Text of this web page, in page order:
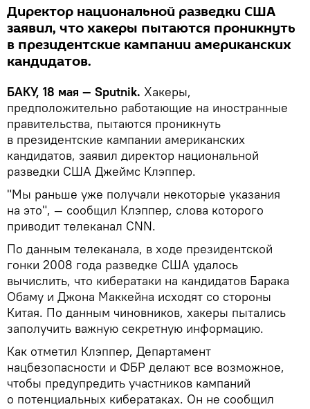
Директор национальной разведки США
заявил, что хакеры пытаются проникнуть
в президентские кампании американских
кандидатов.
БАКУ, 18 мая — Sputnik. Хакеры,
предположительно работающие на иностранные
правительства, пытаются проникнуть
в президентские кампании американских
кандидатов, заявил директор национальной
разведки США Джеймс Клэппер.
"Мы раньше уже получали некоторые указания
на это", — сообщил Клэппер, слова которого
приводит телеканал CNN.
По данным телеканала, в ходе президентской
гонки 2008 года разведке США удалось
вычислить, что кибератаки на кандидатов Барака
Обаму и Джона Маккейна исходят со стороны
Китая. По данным чиновников, хакеры пытались
заполучить важную секретную информацию.
Как отметил Клэппер, Департамент
нацбезопасности и ФБР делают все возможное,
чтобы предупредить участников кампаний
о потенциальных кибератаках. Он не сообщил